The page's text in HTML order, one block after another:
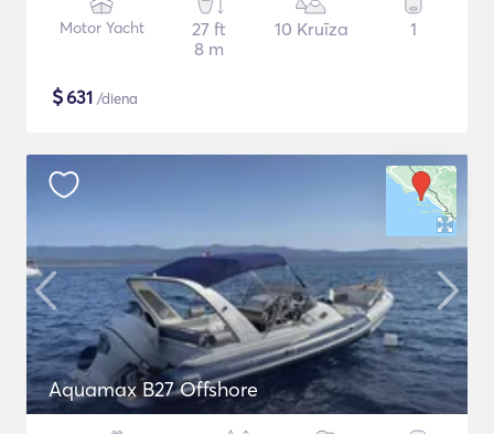
Motor Yacht
27 ft
8 m
10 Kruīza 1
$631 /diena
Aquamax B27 Offshore